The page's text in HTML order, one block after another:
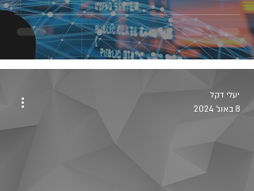
יעלי דקל
8 באוג׳ 2024